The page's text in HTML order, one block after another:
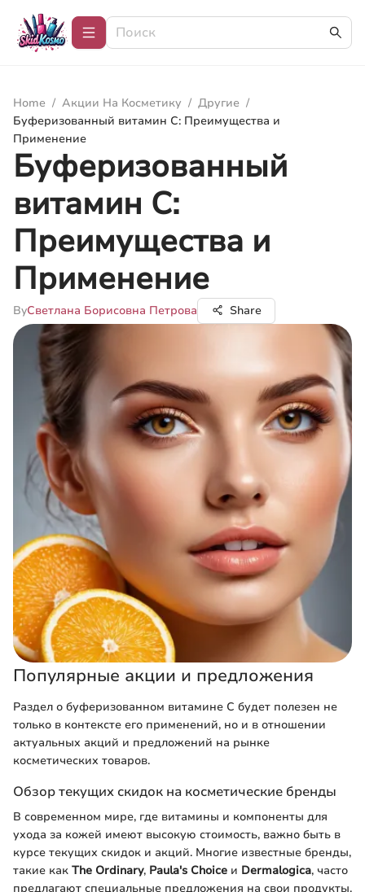
Home / Акции На Косметику / Другие /
Буферизованный витамин C: Преимущества и
Применение
Буферизованный
витамин C:
Преимущества и
Применение
ByСветлана Борисовна Петрова Share
Популярные акции и предложения
Раздел о буферизованном витамине C будет полезен не
только в контексте его применений, но и в отношении
актуальных акций и предложений на рынке
косметических товаров.
Обзор текущих скидок на косметические бренды
В современном мире, где витамины и компоненты для
ухода за кожей имеют высокую стоимость, важно быть в
курсе текущих скидок и акций. Многие известные бренды,
такие как The Ordinary, Paula's Choice и Dermalogica, часто
предлагают специальные предложения на свои продукты,